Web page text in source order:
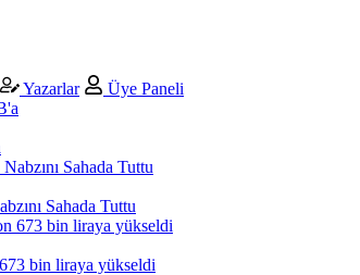
Yazarlar Üye Paneli
Sahada Tuttu
bin liraya yükseldi